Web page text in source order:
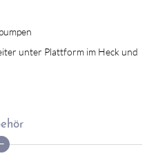
unter Plattform im Heck und